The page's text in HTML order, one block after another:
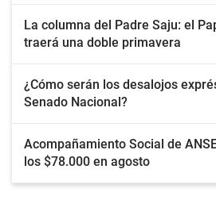
La columna del Padre Saju: el
traerá una doble primavera
¿Cómo serán los desalojos
Senado Nacional?
Acompañamiento Social de
los $78.000 en agosto